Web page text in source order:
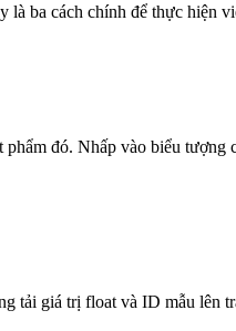
ba cách chính để thực hiện
phẩm đó. Nhấp vào biểu
tải giá trị float và ID mẫu lên